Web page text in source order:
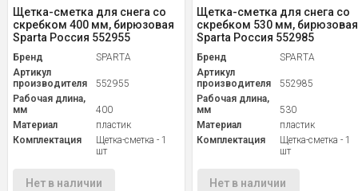
Щетка-сметка для снега со
скребком 400 мм, бирюзовая
Sparta Россия 552955
Бренд
SPARTA
Артикул
производителя
552955
Рабочая длина,
мм
400
Материал
пластик
Комплектация
Щетка-сметка - 1
шт
Нет в наличии
Щетка-сметка для снега со
скребком 530 мм, бирюзовая
Sparta Россия 552985
Бренд
SPARTA
Артикул
производителя
552985
Рабочая длина,
мм
530
Материал
пластик
Комплектация
Щетка-сметка - 1
шт
Нет в наличии